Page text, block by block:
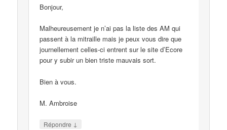
Bonjour,
Malheureusement je n’ai pas la liste des AM qui
passent à la mitraille mais je peux vous dire que
journellement celles-ci entrent sur le site d’Ecore
pour y subir un bien triste mauvais sort.
Bien à vous.
M. Ambroise
Répondre ↓